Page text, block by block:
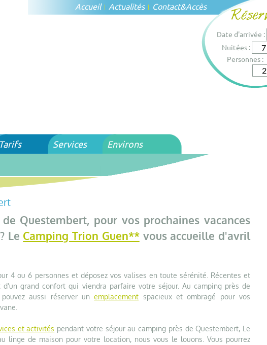
Accueil Actualités Contact&Accès
Date d'arrivée :
Nuitées :
Personnes :
Tarifs Services Environs
Questembert, pour vos prochaines vacances
Le Camping Trion Guen**vous accueille d'avril
4 ou 6 personnes et déposez vos valises en toute sérénité. Récentes et
grand confort qui viendra parfaire votre séjour. Au camping près de
aussi réserver unemplacement spacieux et ombragé pour vos
et activités pendant votre séjour au camping près de Questembert, Le
linge de maison pour votre location, nous vous le louons. Vous pourrez